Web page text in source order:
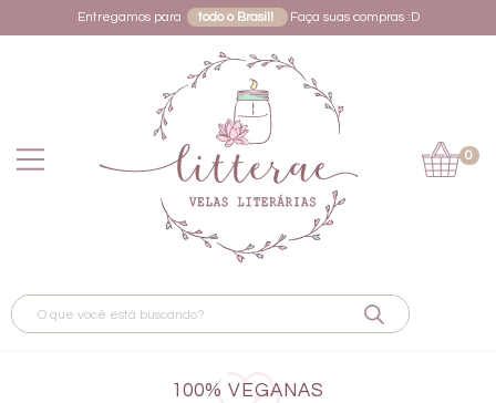
Entregamos para todo o Brasil! Faça suas compras :D
0
100% VEGANAS